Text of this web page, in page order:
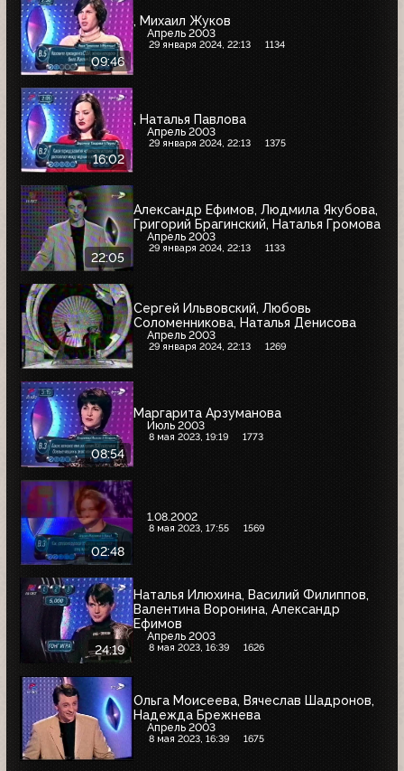
09:46
, Михаил Жуков
Апрель 2003
29 января 2024, 22:13 1134
16:02
, Наталья Павлова
Апрель 2003
29 января 2024, 22:13 1375
22:05
Александр Ефимов, Людмила Якубова,
Григорий Брагинский, Наталья Громова
Апрель 2003
29 января 2024, 22:13 1133
Сергей Ильвовский, Любовь
Соломенникова, Наталья Денисова
Апрель 2003
29 января 2024, 22:13 1269
08:54
Маргарита Арзуманова
Июль 2003
8 мая 2023, 19:19 1773
02:48
1.08.2002
8 мая 2023, 17:55 1569
24:19
Наталья Илюхина, Василий Филиппов,
Валентина Воронина, Александр
Ефимов
Апрель 2003
8 мая 2023, 16:39 1626
Ольга Моисеева, Вячеслав Шадронов,
Надежда Брежнева
Апрель 2003
8 мая 2023, 16:39 1675